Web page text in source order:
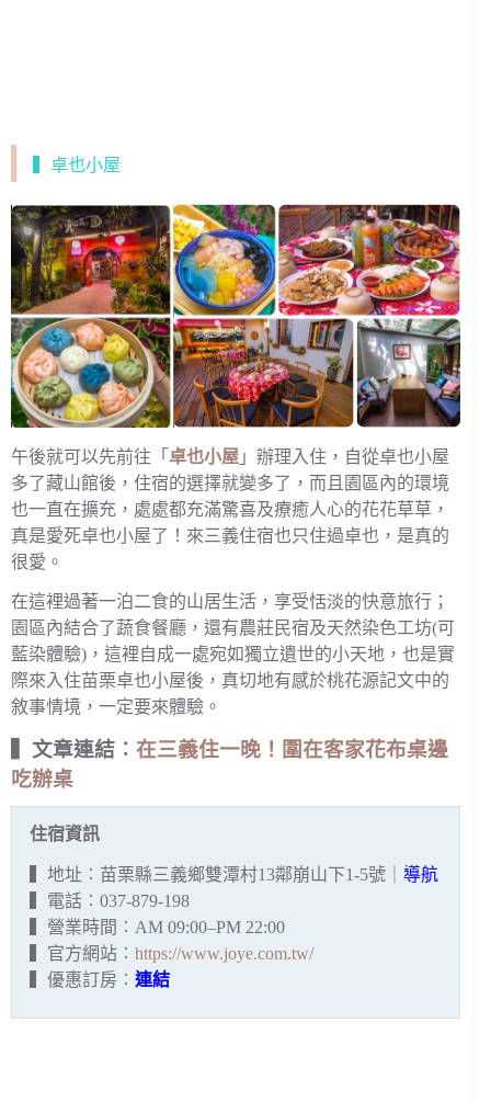
▍卓也小屋
午後就可以先前往「 卓也小屋 」辦理入住，自從卓也小屋
多了藏山館後，住宿的選擇就變多了，而且園區內的環境
也一直在擴充，處處都充滿驚喜及療癒人心的花花草草，
真是愛死卓也小屋了！來三義住宿也只住過卓也，是真的
很愛。
在這裡過著一泊二食的山居生活，享受恬淡的快意旅行；
園區內結合了蔬食餐廳，還有農莊民宿及天然染色工坊(可
藍染體驗)，這裡自成一處宛如獨立遺世的小天地，也是實
際來入住苗栗卓也小屋後，真切地有感於桃花源記文中的
敘事情境，一定要來體驗。
▍文章連結︰ 在三義住一晚！圍在客家花布桌邊
吃辦桌
住宿資訊
▍地址︰苗栗縣三義鄉雙潭村13鄰崩山下1-5號｜ 導航
▍電話︰037-879-198
▍營業時間︰AM 09:00–PM 22:00
▍官方網站︰ https://www.joye.com.tw/
▍優惠訂房︰ 連結